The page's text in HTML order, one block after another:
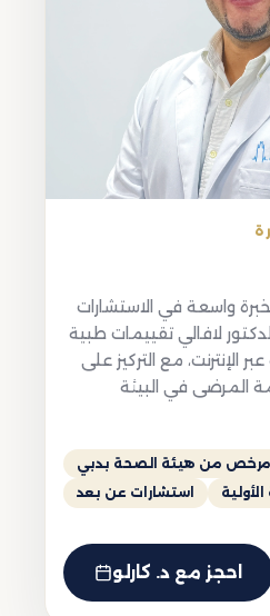
واسعة في الاستشارات
لافالي تقييمات طبية
الإنترنت، مع التركيز على
المرضى في البيئة
مرخص من هيئة الصحة بدبي
استشارات عن بعد
الأولية
احجز مع د. كارلو